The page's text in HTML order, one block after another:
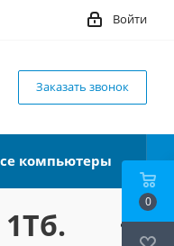
Войти
Заказать звонок
компьютеры
0